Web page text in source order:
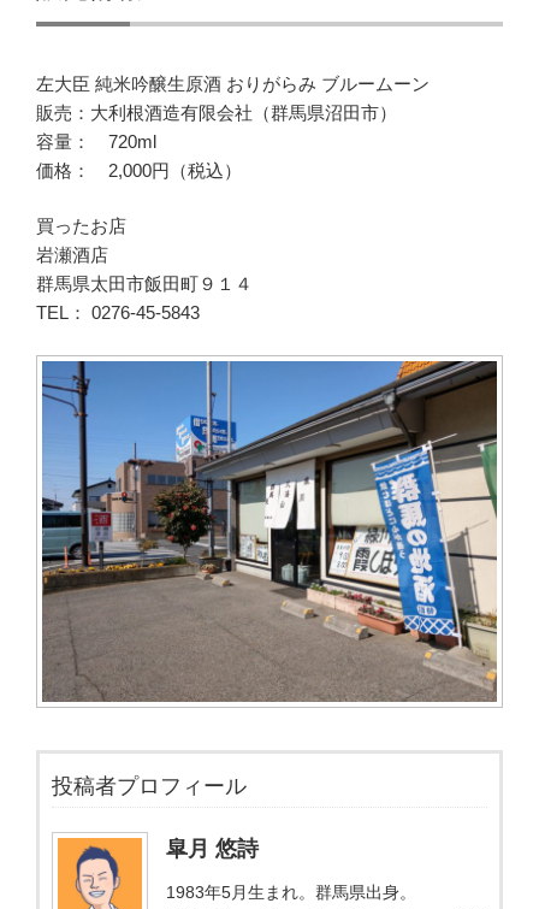
左大臣 純米吟醸生原酒 おりがらみ ブルームーン
販売：大利根酒造有限会社（群馬県沼田市）
容量： 720ml
価格： 2,000円（税込）
買ったお店
岩瀬酒店
群馬県太田市飯田町９１４
TEL： 0276-45-5843
投稿者プロフィール
皐月 悠詩
1983年5月生まれ。群馬県出身。